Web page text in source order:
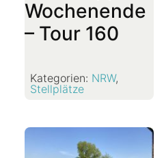
Wochenende
– Tour 160
Kategorien: NRW,
Stellplätze